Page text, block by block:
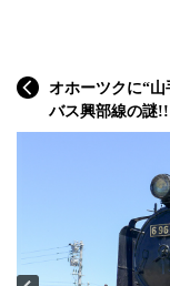
オホーツクに“
バス興部線の謎!!